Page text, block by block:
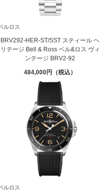
ルロス
BRV292-HER-ST/SST スティール ヘ
リテージ Bell & Ross ベル&ロス ヴィ
ンテージ BRV2-92
484,000
ルロス